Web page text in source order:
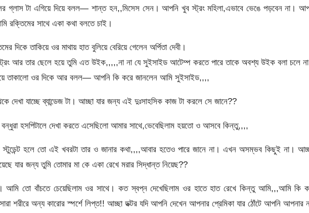
গ্লাস টা এগিয়ে দিয়ে বলল— শান্ত হন,,মিসেস সেন। আপনি খুব স্ট্রং মহিলা,এভাবে ভেঙে পড়বেন না।
রক্তিমের সাথে একা কথা বলতে চাই।
তাকিয়ে ওর মাথায় হাত বুলিয়ে বেরিয়ে গেলেন অর্পিতা দেবী।
আর তার ছেলে হয়ে তুমি এত উইক,,,,,না না যে সুইসাইড আটেম্প করতে পারে তাকে অবশ্য উইক বলা চলে
তাকালো ওর দিকে আর বলল— আপনি কি করে জানলেন আমি সুইসাইড,,,,
দেখা যাচ্ছে ব্যান্ডেজ টা। আচ্ছা যার জন্য এই দুঃসাহসিক কাজ টা করলে সে জানে??
হসপিটালে দেখা করতে এসেছিলো আমার সাথে,ভেবেছিলাম হয়তো ও আসবে কিন্তু,,,,
হলে তো এই খবরটা তার ও জানার কথা,,,,আবার হতেও পারে জানে না। এখন অসম্ভব কিছুই না।
যার জন্য তুমি তোমার মা কে একা রেখে মরার সিদ্ধান্ত নিয়েছ??
তো বাঁচতে চেয়েছিলাম ওর সাথে। কত স্বপ্ন দেখেছিলাম ওর হাতে হাত রেখে কিন্তু আমি,,,আমি কি
শরীরে অন্য কারোর স্পর্শে লিপ্ত!! আচ্ছা ডক্টর যদি আপনি দেখেন আপনার প্রেমিকা যার ঠোঁটে আপনি আপনার